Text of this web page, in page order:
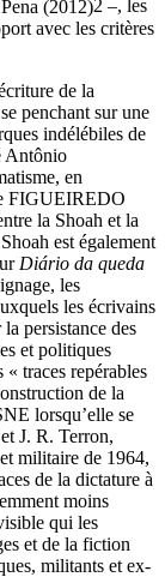
(2012)2 –, les
avec les critères
de la
penchant sur une
indélébiles de
Antônio
en
FIGUEIREDO
la Shoah et la
est également
Diário da queda
les
les écrivains
persistance des
et politiques
traces repérables
de la
lorsqu’elle se
J. R. Terron,
militaire de 1964,
de la dictature à
moins
qui les
et de la fiction
militants et ex-